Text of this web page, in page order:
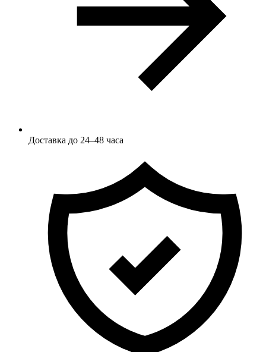
Доставка до 24–48 часа